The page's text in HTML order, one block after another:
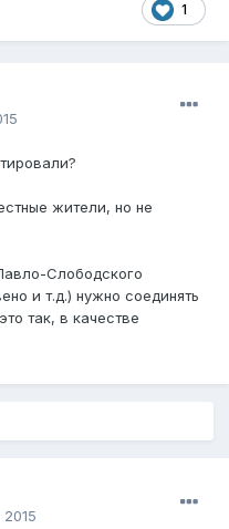
1
жители, но не
Слободского
и т.д.) нужно соединять
так, в качестве